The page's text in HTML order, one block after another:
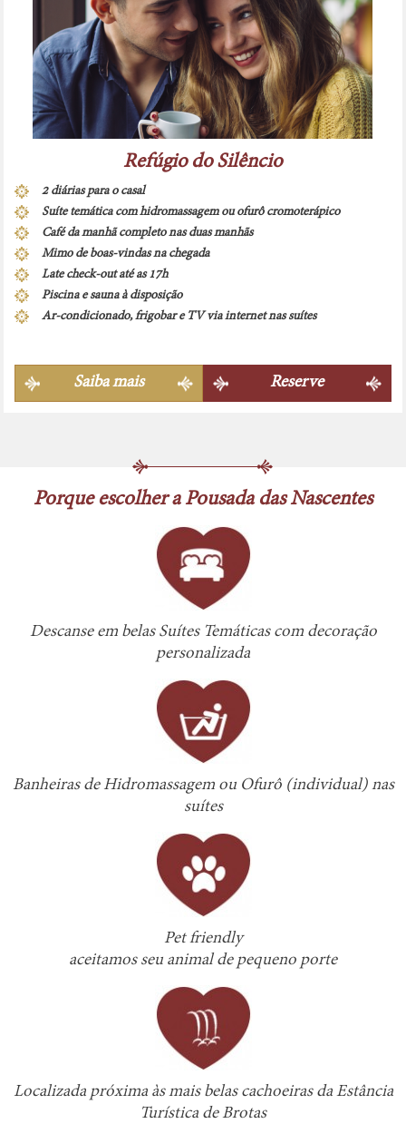
Refúgio do Silêncio
2 diárias para o casal
Suíte temática com hidromassagem ou ofurô cromoterápico
Café da manhã completo nas duas manhãs
Mimo de boas-vindas na chegada
Late check-out até as 17h
Piscina e sauna à disposição
Ar-condicionado, frigobar e TV via internet nas suítes
Saiba mais Reserve
Porque escolher a Pousada das Nascentes
Descanse em belas Suítes Temáticas com decoração
personalizada
Banheiras de Hidromassagem ou Ofurô (individual) nas
suítes
Pet friendly
aceitamos seu animal de pequeno porte
Localizada próxima às mais belas cachoeiras da Estância
Turística de Brotas